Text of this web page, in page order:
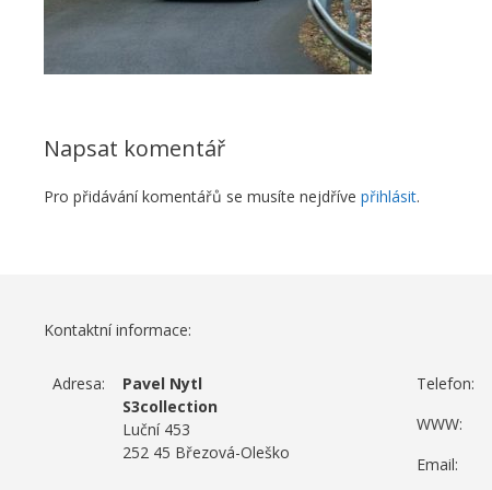
Napsat komentář
Pro přidávání komentářů se musíte nejdříve přihlásit.
Kontaktní informace:
Adresa:
Pavel Nytl
S3collection
Luční 453
252 45 Březová-Oleško
Telefon:
WWW:
Email: